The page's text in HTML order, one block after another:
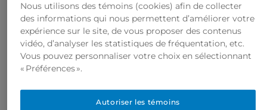
Nous utilisons des témoins (cookies) afin de collecter
des informations qui nous permettent d’améliorer votre
expérience sur le site, de vous proposer des contenus
vidéo, d’analyser les statistiques de fréquentation, etc.
Vous pouvez personnaliser votre choix en sélectionnant
« Préférences ».
Autoriser les témoins